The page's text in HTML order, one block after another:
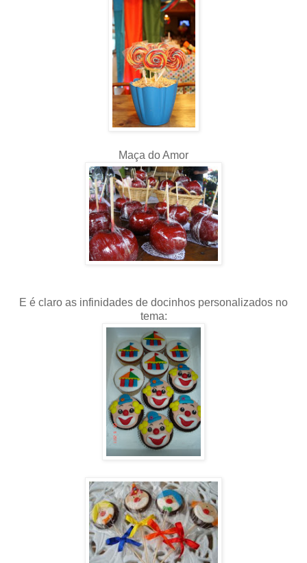
Maça do Amor
E é claro as infinidades de docinhos personalizados no
tema: